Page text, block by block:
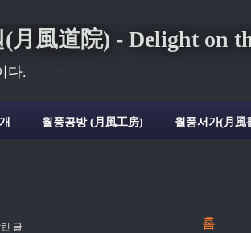
月風道院) - Delight on
다.
월풍공방 (月風工房) 월풍서가(月風
글
홈